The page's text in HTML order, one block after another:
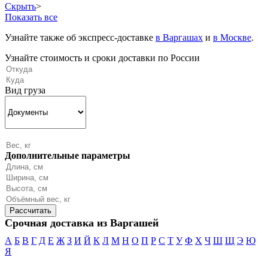
Скрыть>
Показать все
Узнайте также об экспресс-доставке в Варгашах и в Москве.
Узнайте стоимость и сроки доставки по России
Вид груза
Дополнительные параметры
Срочная доставка из Варгашей
А Б В Г Д Е Ж З И Й К Л М Н О П Р С Т У Ф Х Ч Ш Щ Э Ю
Я